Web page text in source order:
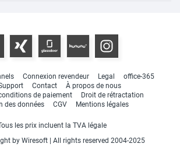
Connexion revendeur Legal
office-365
Contact
À propos de nous
de paiement
Droit de rétractation
des données
CGV Mentions légales
les prix incluent la TVA légale
by Wiresoft | All rights reserved 2004-2025